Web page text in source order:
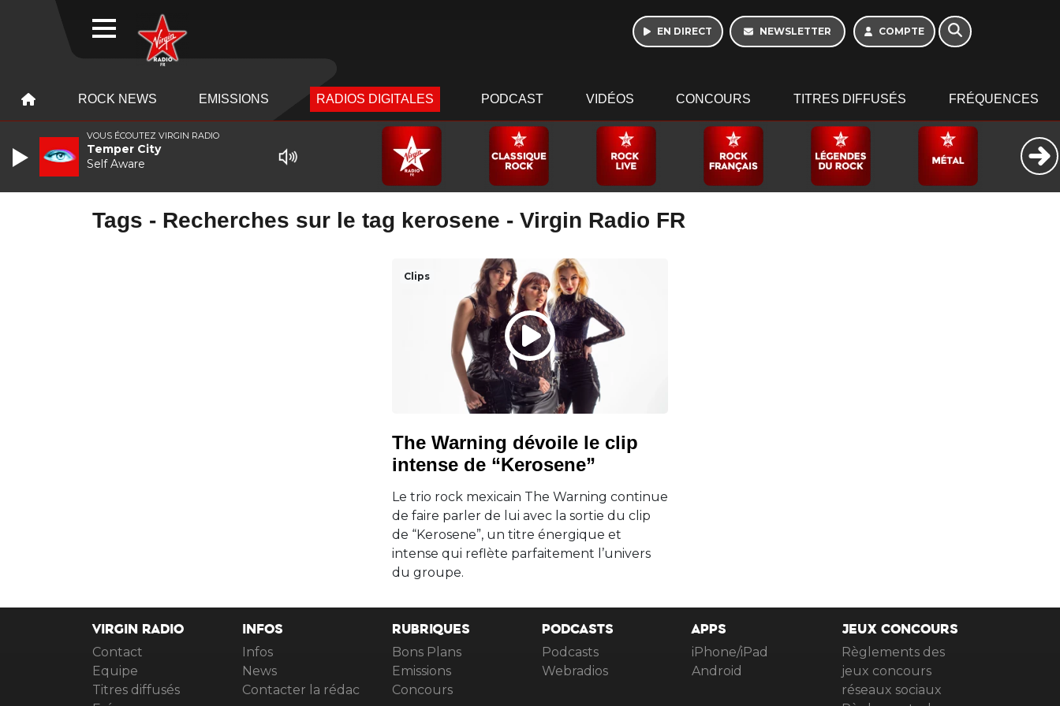
EN DIRECT NEWSLETTER COMPTE
ROCK NEWS EMISSIONS RADIOS DIGITALES PODCAST VIDÉOS CONCOURS TITRES DIFFUSÉS FRÉQUENCES
Tags - Recherches sur le tag kerosene - Virgin Radio FR
Clips
The Warning dévoile le clip
intense de “Kerosene”
Le trio rock mexicain The Warning continue
de faire parler de lui avec la sortie du clip
de “Kerosene”, un titre énergique et
intense qui reflète parfaitement l’univers
du groupe.
VIRGIN RADIO
Contact
Equipe
Titres diffusés
INFOS
Infos
News
Contacter la rédac
RUBRIQUES
Bons Plans
Emissions
Concours
PODCASTS
Podcasts
Webradios
APPS
iPhone/iPad
Android
JEUX CONCOURS
Règlements des
jeux concours
réseaux sociaux
VOUS ÉCOUTEZ VIRGIN RADIO
Temper City
Self Aware
WEBRADIO
Morning - 6h à 10h